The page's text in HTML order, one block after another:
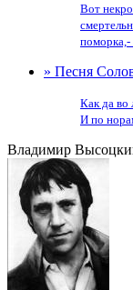
Вот
поморка,-
» Песня
Как да во
И по
Владимир